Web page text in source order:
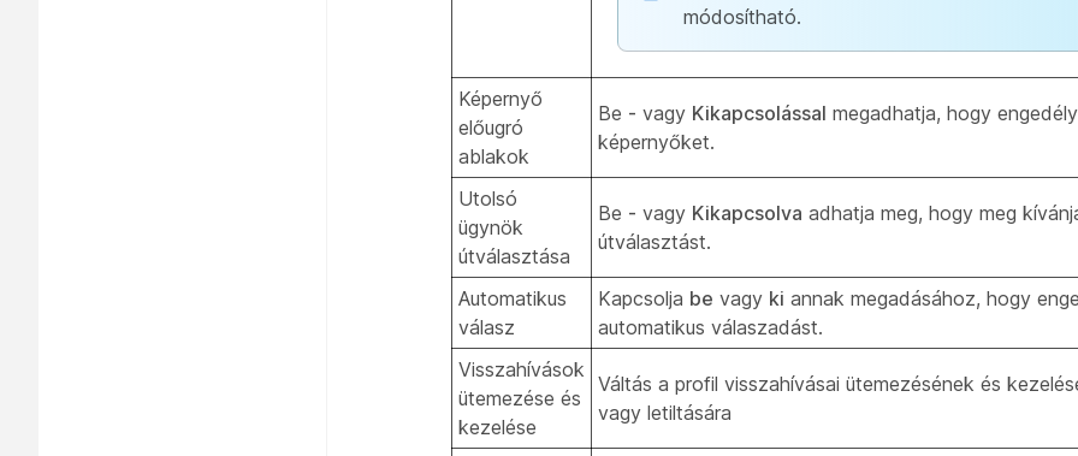
módosítható.
Képernyő
előugró
ablakok
Be - vagy Kikapcsolással megadhatja, hogy
képernyőket.
Utolsó
ügynök
útválasztása
Be - vagy Kikapcsolva adhatja meg, hogy meg
útválasztást.
Automatikus
válasz
Kapcsolja be vagy ki annak megadásához, hogy
automatikus válaszadást.
Visszahívások
ütemezése és
kezelése
Váltás a profil visszahívásai ütemezésének és
vagy letiltására